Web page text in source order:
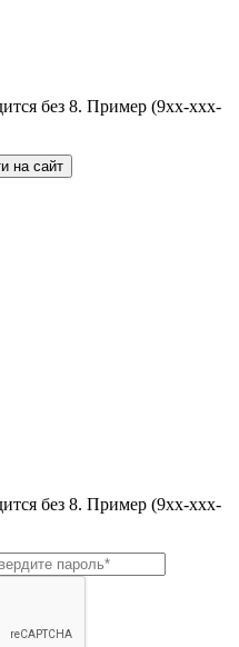
без 8. Пример (9хх-ххх-
на сайт
без 8. Пример (9хх-ххх-